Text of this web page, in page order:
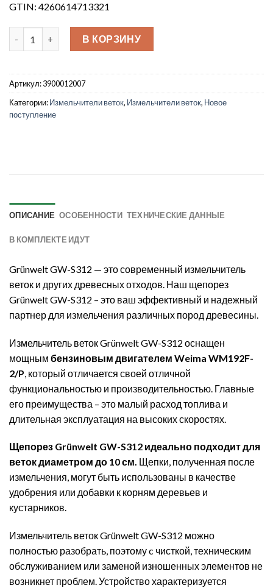
GTIN: 4260614713321
Количество товара Щепорез Grünwelt GW-S312
В КОРЗИНУ
Артикул:3900012007
Категории:Измельчители веток, Измельчители веток, Новое
поступление
ОПИСАНИЕ ОСОБЕННОСТИ ТЕХНИЧЕСКИЕ ДАННЫЕ
В КОМПЛЕКТЕ ИДУТ
Grünwelt GW-S312 — это современный измельчитель
веток и других древесных отходов. Наш щепорез
Grünwelt GW-S312 – это ваш эффективный и надежный
партнер для измельчения различных пород древесины.
Измельчитель веток Grünwelt GW-S312 оснащен
мощным бензиновым двигателем Weima WM192F-
2/P , который отличается своей отличной
функциональностью и производительностью. Главные
его преимущества – это малый расход топлива и
длительная эксплуатация на высоких скоростях.
Щепорез Grünwelt GW-S312 идеально подходит для
веток диаметром до 10 см. Щепки, полученная после
измельчения, могут быть использованы в качестве
удобрения или добавки к корням деревьев и
кустарников.
Измельчитель веток Grünwelt GW-S312 можно
полностью разобрать, поэтому c чисткой, техническим
обслуживанием или заменой изношенных элементов не
возникнет проблем. Устройство характеризуется